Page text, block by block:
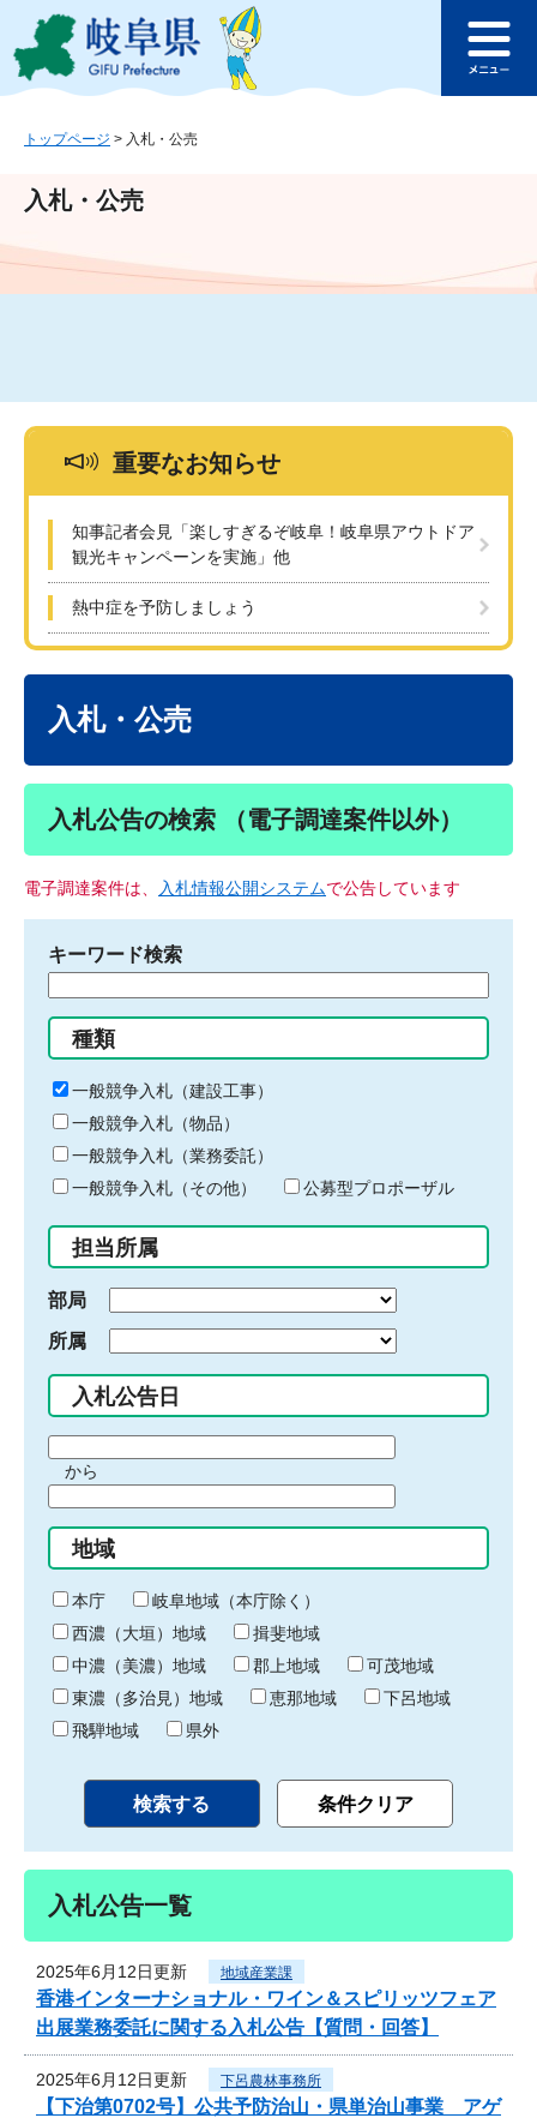
ジ
ュ
文
このページの本文へ
ュ
トップページ > 入札・公売
入札・公売
重要なお知らせ
知事記者会見「楽しすぎるぞ岐阜！岐阜県アウトドア
観光キャンペーンを実施」他
熱中症を予防しましょう
入札・公売
入札公告の検索 （電子調達案件以外）
電子調達案件は、 入札情報公開システムで公告しています
キーワード検索
る
キ
ー
ワ
ー
ド
入
力
種類
一般競争入札（建設工事）
一般競争入札（物品）
一般競争入札（業務委託）
一般競争入札（その他）
公募型プロポーザル
担当所属
部局
所属
入札公告日
間
始
り
から
間
終
わ
り
地域
本庁
岐阜地域（本庁除く）
西濃（大垣）地域
揖斐地域
中濃（美濃）地域
郡上地域
可茂地域
東濃（多治見）地域
恵那地域
下呂地域
飛騨地域
県外
入札公告一覧
2025年6月12日更新 地域産業課
香港インターナショナル・ワイン＆スピリッツフェア
出展業務委託に関する入札公告【質問・回答】
2025年6月12日更新 下呂農林事務所
【下治第0702号】公共予防治山・県単治山事業 アゲ